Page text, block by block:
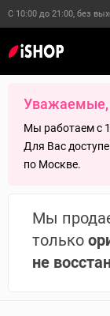
С 10:00 до 21:00, без
Уважаемые,
Мы работаем с
Для Вас
по Москве.
Мы
только
не